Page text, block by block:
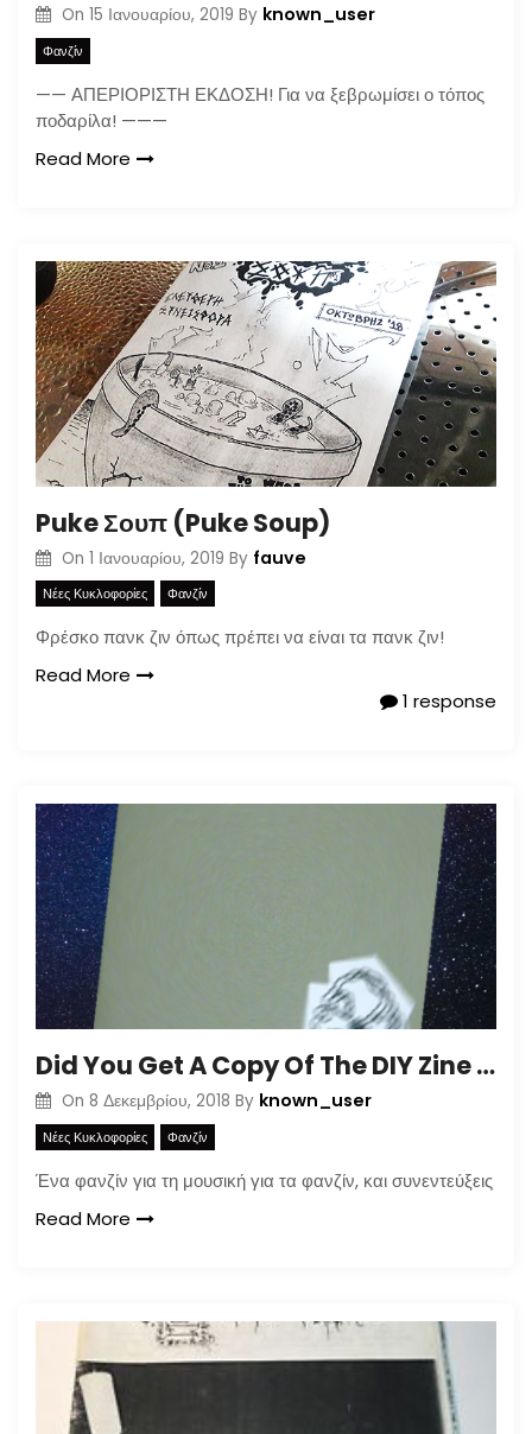
On 15 Ιανουαρίου, 2019 By known_user
Φανζίν
—— ΑΠΕΡΙΟΡΙΣΤΗ ΕΚΔΟΣΗ! Για να ξεβρωμίσει ο τόπος
ποδαρίλα! ———
Read More
Puke Σουπ (Puke Soup)
On 1 Ιανουαρίου, 2019 By fauve
Νέες Κυκλοφορίες Φανζίν
Φρέσκο πανκ ζιν όπως πρέπει να είναι τα πανκ ζιν!
Read More
1 response
Did You Get A Copy Of The DIY Zine For How To Better Participate In Your Local Apocalypse?
On 8 Δεκεμβρίου, 2018 By known_user
Νέες Κυκλοφορίες Φανζίν
Ένα φανζίν για τη μουσική για τα φανζίν, και συνεντεύξεις
Read More